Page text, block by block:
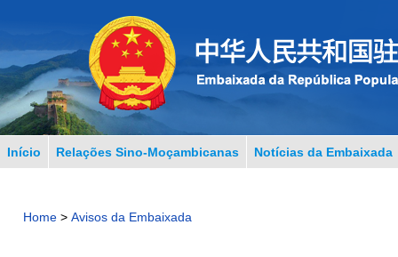
Início Relações Sino-Moçambicanas Notícias da Embaixada
Home> Avisos da Embaixada